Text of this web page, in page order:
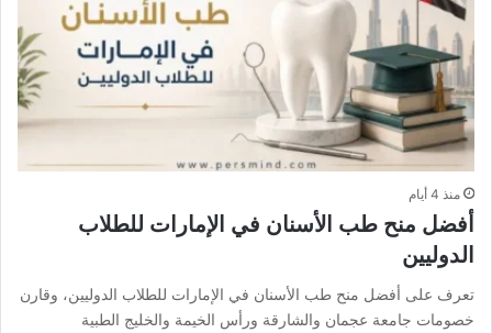
منذ 4 أيام
أفضل منح طب الأسنان في الإمارات للطلاب
الدوليين
تعرف على أفضل منح طب الأسنان في الإمارات للطلاب الدوليين، وقارن
خصومات جامعة عجمان والشارقة ورأس الخيمة والخليج الطبية